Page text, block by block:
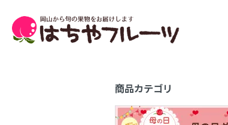
商品カテゴリ